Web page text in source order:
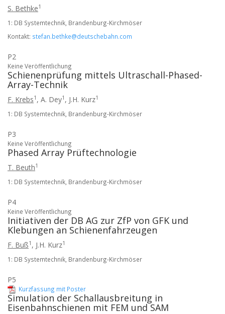
S. Bethke1
1: DB Systemtechnik, Brandenburg-Kirchmöser
Kontakt: stefan.bethke@deutschebahn.com
P2
Keine Veröffentlichung
Schienenprüfung mittels Ultraschall-Phased-
Array-Technik
F. Krebs1 , A. Dey1 , J.H. Kurz1
1: DB Systemtechnik, Brandenburg-Kirchmöser
P3
Keine Veröffentlichung
Phased Array Prüftechnologie
T. Beuth1
1: DB Systemtechnik, Brandenburg-Kirchmöser
P4
Keine Veröffentlichung
Initiativen der DB AG zur ZfP von GFK und
Klebungen an Schienenfahrzeugen
F. Buß1 , J.H. Kurz1
1: DB Systemtechnik, Brandenburg-Kirchmöser
P5
Kurzfassung mit Poster
Simulation der Schallausbreitung in
Eisenbahnschienen mit FEM und SAM